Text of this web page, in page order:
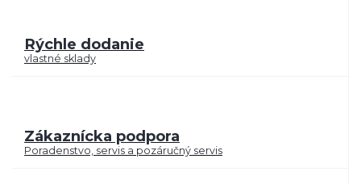
Rýchle dodanie
vlastné sklady
Zákaznícka podpora
Poradenstvo, servis a pozáručný servis